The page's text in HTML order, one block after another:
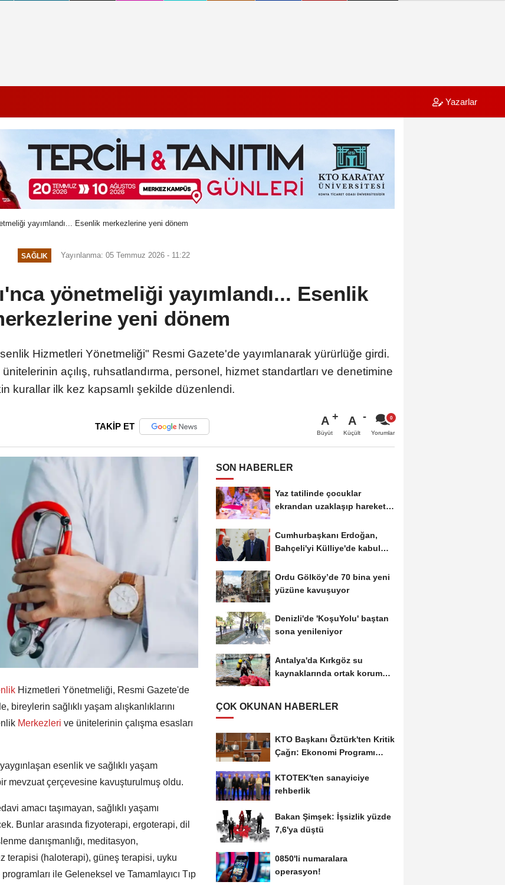
Yazarlar
yayımlandı... Esenlik merkezlerine yeni dönem
SAĞLIK Yayınlanma: 05 Temmuz 2026 - 11:22
yönetmeliği yayımlandı... Esenlik
yeni dönem
Hizmetleri Yönetmeliği" Resmi Gazete'de yayımlanarak yürürlüğe girdi.
açılış, ruhsatlandırma, personel, hizmet standartları ve denetimine
kurallar ilk kez kapsamlı şekilde düzenlendi.
TAKİP ET A
Büyüt
A
Küçült Yorumlar
Hizmetleri Yönetmeliği, Resmi Gazete'de
sağlıklı yaşam alışkanlıklarını
Merkezleri ve ünitelerinin çalışma esasları
esenlik ve sağlıklı yaşam
mevzuat çerçevesine kavuşturulmuş oldu.
amacı taşımayan, sağlıklı yaşamı
Bunlar arasında fizyoterapi, ergoterapi, dil
danışmanlığı, meditasyon,
terapisi (haloterapi), güneş terapisi, uyku
ile Geleneksel ve Tamamlayıcı Tıp
SON HABERLER
Yaz tatilinde çocuklar
ekrandan uzaklaşıp hareketle
Cumhurbaşkanı Erdoğan,
Bahçeli'yi Külliye'de kabul
Ordu Gölköy’de 70 bina yeni
yüzüne kavuşuyor
Denizli'de 'KoşuYolu' baştan
sona yenileniyor
Antalya'da Kırkgöz su
kaynaklarında ortak koruma
ÇOK OKUNAN HABERLER
KTO Başkanı Öztürk'ten Kritik
Çağrı: Ekonomi Programı
KTOTEK'ten sanayiciye
rehberlik
Bakan Şimşek: İşsizlik yüzde
7,6'ya düştü
0850'li numaralara
operasyon!